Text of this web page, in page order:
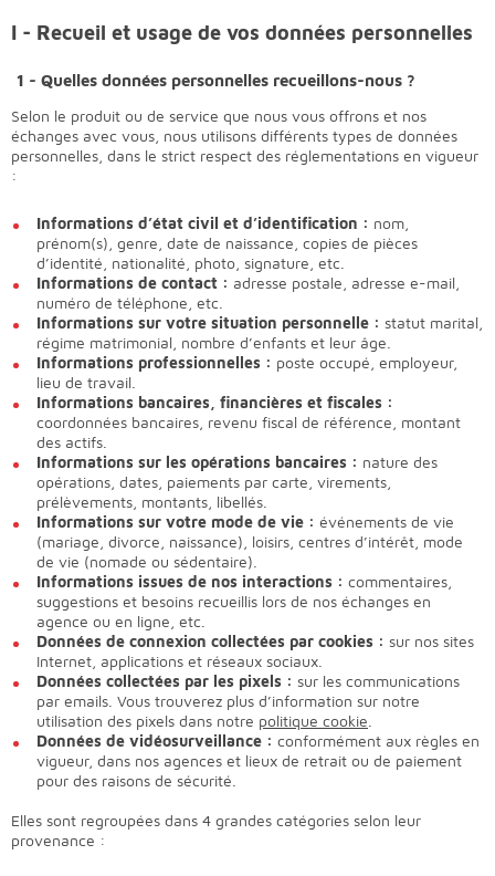
I - Recueil et usage de vos données personnelles
1 - Quelles données personnelles recueillons-nous ?
Selon le produit ou de service que nous vous offrons et nos
échanges avec vous, nous utilisons différents types de données
personnelles, dans le strict respect des réglementations en vigueur
:
Informations d’état civil et d’identification : nom,
prénom(s), genre, date de naissance, copies de pièces
d’identité, nationalité, photo, signature, etc.
Informations de contact : adresse postale, adresse e-mail,
numéro de téléphone, etc.
Informations sur votre situation personnelle : statut marital,
régime matrimonial, nombre d’enfants et leur âge.
Informations professionnelles : poste occupé, employeur,
lieu de travail.
Informations bancaires, financières et fiscales :
coordonnées bancaires, revenu fiscal de référence, montant
des actifs.
Informations sur les opérations bancaires : nature des
opérations, dates, paiements par carte, virements,
prélèvements, montants, libellés.
Informations sur votre mode de vie : événements de vie
(mariage, divorce, naissance), loisirs, centres d’intérêt, mode
de vie (nomade ou sédentaire).
Informations issues de nos interactions : commentaires,
suggestions et besoins recueillis lors de nos échanges en
agence ou en ligne, etc.
Données de connexion collectées par cookies : sur nos sites
Internet, applications et réseaux sociaux.
Données collectées par les pixels : sur les communications
par emails. Vous trouverez plus d’information sur notre
utilisation des pixels dans notre politique cookie
Données de vidéosurveillance : conformément aux règles en
vigueur, dans nos agences et lieux de retrait ou de paiement
pour des raisons de sécurité.
Elles sont regroupées dans 4 grandes catégories selon leur
provenance :